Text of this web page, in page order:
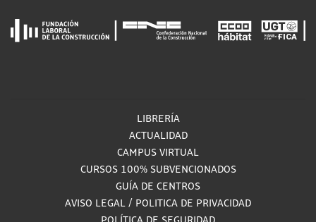
LIBRERÍA
ACTUALIDAD
CAMPUS VIRTUAL
CURSOS 100% SUBVENCIONADOS
GUÍA DE CENTROS
AVISO LEGAL / POLITICA DE PRIVACIDAD